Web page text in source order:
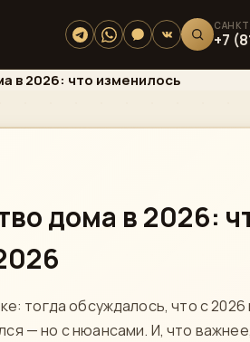
+7
в 2026: что изменилось
дома в 2026:
тогда обсуждалось, что с 2026
— но с нюансами. И, что